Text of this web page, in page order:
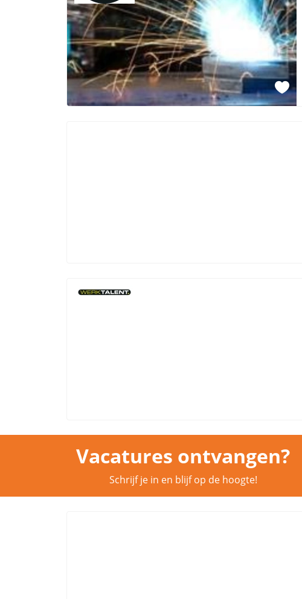
Vacatures ontvangen?
Schrijf je in en blijf op de hoogte!